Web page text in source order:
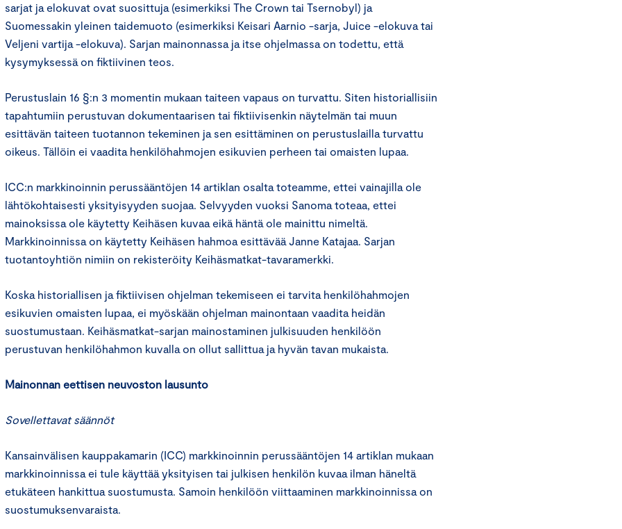
sarjat ja elokuvat ovat suosittuja (esimerkiksi The Crown tai Tsernobyl) ja
Suomessakin yleinen taidemuoto (esimerkiksi Keisari Aarnio -sarja, Juice -elokuva tai
Veljeni vartija -elokuva). Sarjan mainonnassa ja itse ohjelmassa on todettu, että
kysymyksessä on fiktiivinen teos.
Perustuslain 16 §:n 3 momentin mukaan taiteen vapaus on turvattu. Siten historiallisiin
tapahtumiin perustuvan dokumentaarisen tai fiktiivisenkin näytelmän tai muun
esittävän taiteen tuotannon tekeminen ja sen esittäminen on perustuslailla turvattu
oikeus. Tällöin ei vaadita henkilöhahmojen esikuvien perheen tai omaisten lupaa.
ICC:n markkinoinnin perussääntöjen 14 artiklan osalta toteamme, ettei vainajilla ole
lähtökohtaisesti yksityisyyden suojaa. Selvyyden vuoksi Sanoma toteaa, ettei
mainoksissa ole käytetty Keihäsen kuvaa eikä häntä ole mainittu nimeltä.
Markkinoinnissa on käytetty Keihäsen hahmoa esittävää Janne Katajaa. Sarjan
tuotantoyhtiön nimiin on rekisteröity Keihäsmatkat-tavaramerkki.
Koska historiallisen ja fiktiivisen ohjelman tekemiseen ei tarvita henkilöhahmojen
esikuvien omaisten lupaa, ei myöskään ohjelman mainontaan vaadita heidän
suostumustaan. Keihäsmatkat-sarjan mainostaminen julkisuuden henkilöön
perustuvan henkilöhahmon kuvalla on ollut sallittua ja hyvän tavan mukaista.
Mainonnan eettisen neuvoston lausunto
Sovellettavat säännöt
Kansainvälisen kauppakamarin (ICC) markkinoinnin perussääntöjen 14 artiklan mukaan
markkinoinnissa ei tule käyttää yksityisen tai julkisen henkilön kuvaa ilman häneltä
etukäteen hankittua suostumusta. Samoin henkilöön viittaaminen markkinoinnissa on
suostumuksenvaraista.